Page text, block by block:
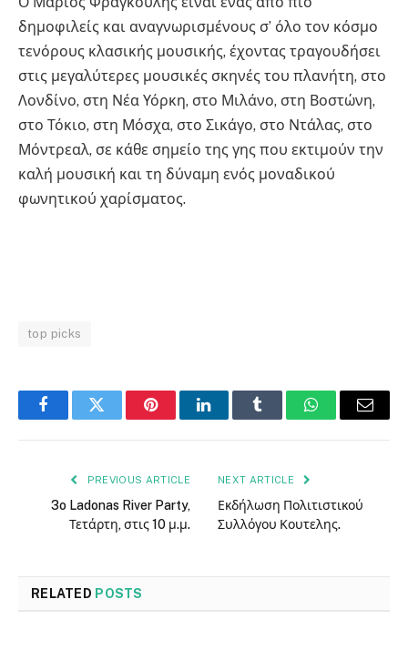
δημοφιλείς και αναγνωρισμένους σ’ όλο τον κόσμο
τενόρους κλασικής μουσικής, έχοντας τραγουδήσει
στις μεγαλύτερες μουσικές σκηνές του πλανήτη, στο
Λονδίνο, στη Νέα Υόρκη, στο Μιλάνο, στη Βοστώνη,
στο Τόκιο, στη Μόσχα, στο Σικάγο, στο Ντάλας, στο
Μόντρεαλ, σε κάθε σημείο της γης που εκτιμούν την
καλή μουσική και τη δύναμη ενός μοναδικού
φωνητικού χαρίσματος.
top picks
FacebookTwitter PinterestLinkedInTumblr WhatsAppEmail
PREVIOUS ARTICLE
3o Ladonas River Party,
Τετάρτη, στις 10 μ.μ.
NEXT ARTICLE
Εκδήλωση Πολιτιστικού
Συλλόγου Κουτελης.
RELATED POSTS